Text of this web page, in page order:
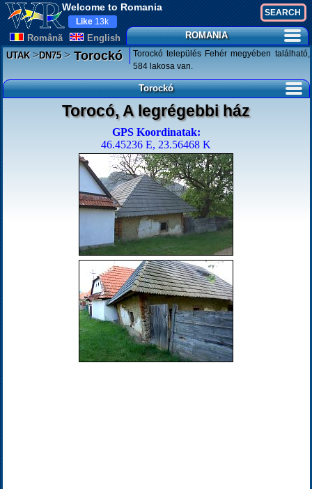
Welcome to Romania
Românã English
Like 13k
ROMANIA
UTAK>DN75>Torockó
Torockó település Fehér megyében található,
584 lakosa van.
Torockó
Torocó, A legrégebbi ház
GPS Koordinatak:
46.45236 E, 23.56468 K